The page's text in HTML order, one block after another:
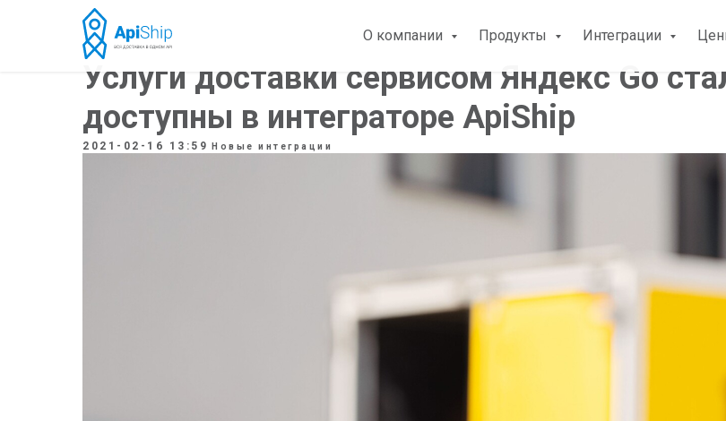
О компании Продукты Интеграции
Услуги доставки сервисом Яндекс Go
доступны в интеграторе ApiShip
2021-02-16 13:59 Новые интеграции